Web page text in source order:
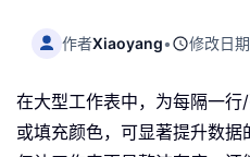
作者Xiaoyang• 修改日期
在大型工作表中，为每隔一
或填充颜色，可显著提升数